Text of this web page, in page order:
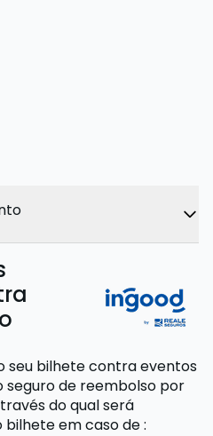
seu bilhete contra eventos
seguro de reembolso por
do qual será
bilheteem caso de: